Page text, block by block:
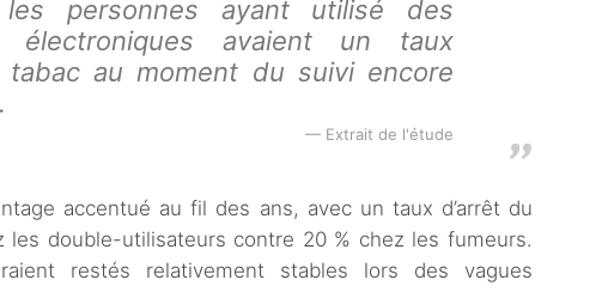
personnes ayant utilisé des
électroniques avaient un taux
tabac au moment du suivi encore
Extrait de l'étude
accentué au fil des ans, avec un taux d’arrêt du
les double-utilisateurs contre 20 % chez les fumeurs.
restés relativement stables lors des vagues